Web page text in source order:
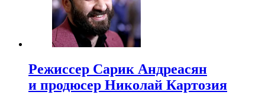
Режиссер Сарик Андреасян
и продюсер Николай Картозия